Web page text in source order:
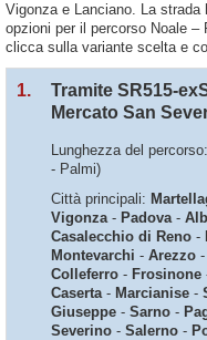
Vigonza e Lanciano. La
opzioni per il percorso Noale
clicca sulla variante scelta e
1.
Tramite SR515-
Mercato San
Lunghezza del percorso:
- Palmi)
Città principali:
Vigonza- Padova-
Casalecchio di Reno -
Montevarchi - Arezzo -
Colleferro - Frosinone
Caserta- Marcianise -
Giuseppe - Sarno -
Severino - Salerno -